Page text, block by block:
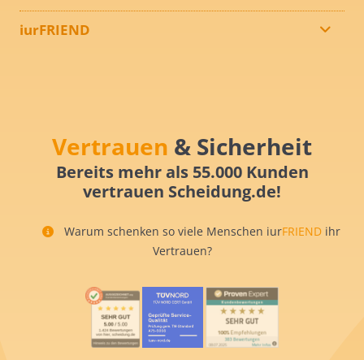
iurFRIEND
Vertrauen & Sicherheit
Bereits mehr als 55.000 Kunden
vertrauen Scheidung.de!
Warum schenken so viele Menschen iurFRIEND ihr
Vertrauen?